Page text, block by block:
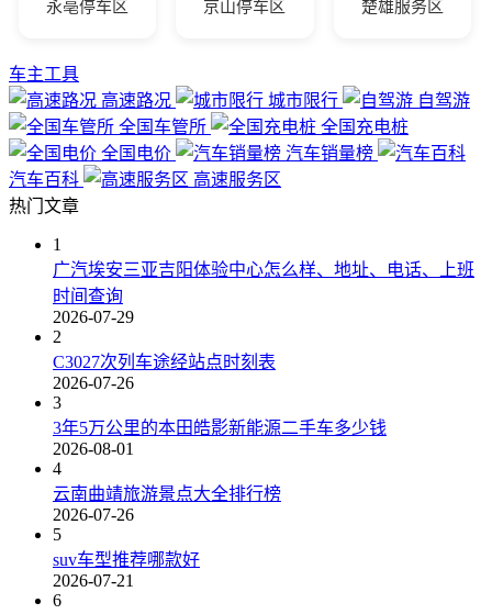
永亳停车区 京山停车区 楚雄服务区
车主工具
高速路况
城市限行
自驾游
全国车管所
全国充电桩
全国电价
汽车销量榜
汽车百科
高速服务区
热门文章
1
广汽埃安三亚吉阳体验中心怎么样、地址、电话、上班
时间查询
2026-07-29
2
C3027次列车途经站点时刻表
2026-07-26
3
3年5万公里的本田皓影新能源二手车多少钱
2026-08-01
4
云南曲靖旅游景点大全排行榜
2026-07-26
5
suv车型推荐哪款好
2026-07-21
6